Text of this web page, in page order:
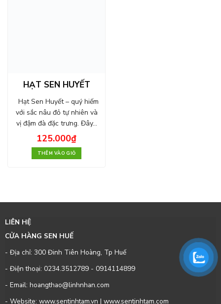
HẠT SEN HUYẾT
Hạt Sen Huyết – quý hiếm
với sắc nâu đỏ tự nhiên và
vị đậm đà đặc trưng. Đây…
125.000₫
THÊM VÀO GIỎ
LIÊN HỆ
CỬA HÀNG SEN HUẾ
- Địa chỉ: 300 Đinh Tiên Hoàng, Tp Huế
- Điện thoại: 0234.3512789- 0914114899
- Email: hoangthao@linhnhan.com
- Website: www.sentinhtam.vn | www.sentinhtam.com